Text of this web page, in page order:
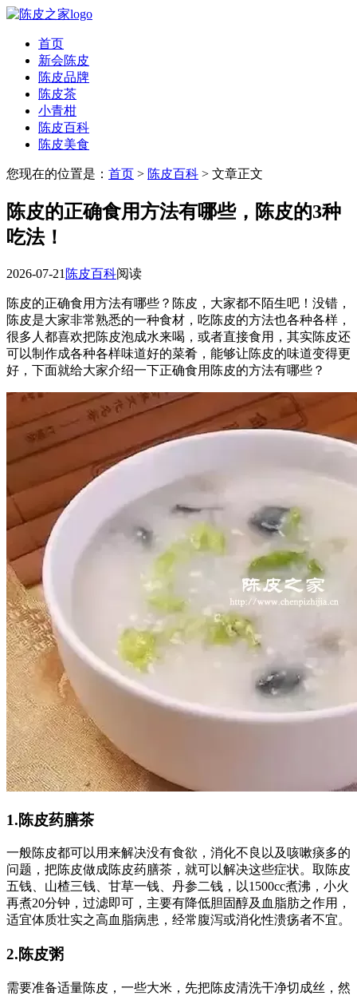
首页
新会陈皮
陈皮品牌
陈皮茶
小青柑
陈皮百科
陈皮美食
您现在的位置是： 首页 > 陈皮百科 > 文章正文
陈皮的正确食用方法有哪些，陈皮的3种
吃法！
2026-07-21 陈皮百科阅读
陈皮的正确食用方法有哪些？陈皮，大家都不陌生吧！没错，
陈皮是大家非常熟悉的一种食材，吃陈皮的方法也各种各样，
很多人都喜欢把陈皮泡成水来喝，或者直接食用，其实陈皮还
可以制作成各种各样味道好的菜肴，能够让陈皮的味道变得更
好，下面就给大家介绍一下正确食用陈皮的方法有哪些？
1.陈皮药膳茶
一般陈皮都可以用来解决没有食欲，消化不良以及咳嗽痰多的
问题，把陈皮做成陈皮药膳茶，就可以解决这些症状。取陈皮
五钱、山楂三钱、甘草一钱、丹参二钱，以1500cc煮沸，小火
再煮20分钟，过滤即可，主要有降低胆固醇及血脂肪之作用，
适宜体质壮实之高血脂病患，经常腹泻或消化性溃疡者不宜。
2.陈皮粥
需要准备适量陈皮，一些大米，先把陈皮清洗干净切成丝，然